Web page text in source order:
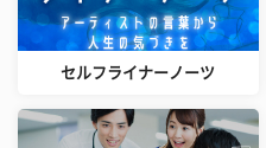
セルフライナーノーツ